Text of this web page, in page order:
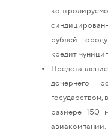
рублей
кредит
дочернего
государством,
размере 150